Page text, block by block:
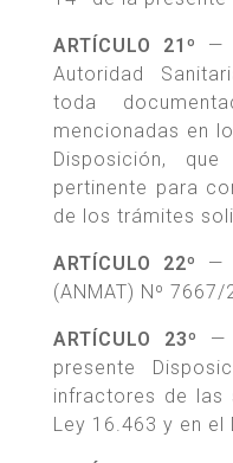
ARTÍCULO 21º
—
Autoridad
toda
mencionadas en
Disposición,
pertinente para
de los trámites
ARTÍCULO 22º
—
(ANMAT) Nº 7667/
ARTÍCULO 23º
—
presente
infractores de las
Ley 16.463 y en